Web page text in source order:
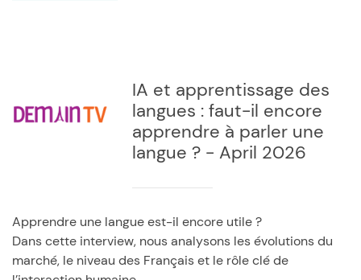
IA et apprentissage des
langues : faut-il encore
apprendre à parler une
langue ? - April 2026
Apprendre une langue est-il encore utile ?
Dans cette interview, nous analysons les évolutions du
marché, le niveau des Français et le rôle clé de